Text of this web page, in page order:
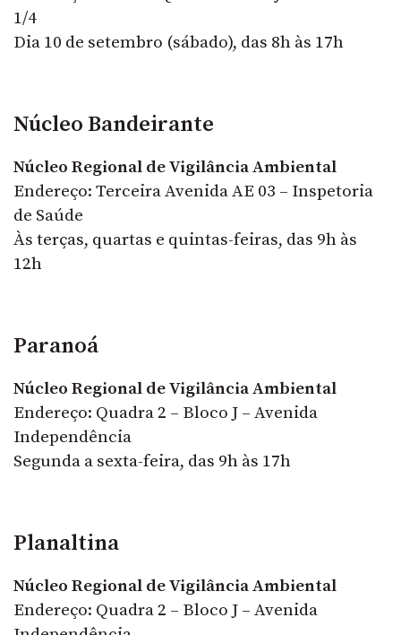
1/4
Dia 10 de setembro (sábado), das 8h às 17h
Núcleo Bandeirante
Núcleo Regional de Vigilância Ambiental
Endereço: Terceira Avenida AE 03 – Inspetoria
de Saúde
Às terças, quartas e quintas-feiras, das 9h às
12h
Paranoá
Núcleo Regional de Vigilância Ambiental
Endereço: Quadra 2 – Bloco J – Avenida
Independência
Segunda a sexta-feira, das 9h às 17h
Planaltina
Núcleo Regional de Vigilância Ambiental
Endereço: Quadra 2 – Bloco J – Avenida